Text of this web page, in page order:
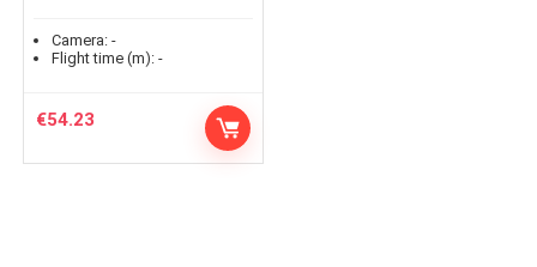
Camera: -
Flight time (m): -
€54.23